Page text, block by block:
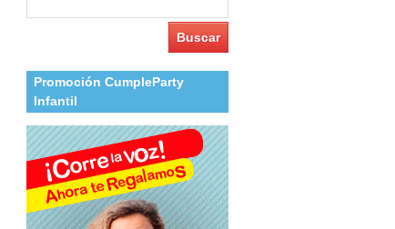
Promoción CumpleParty
Infantil